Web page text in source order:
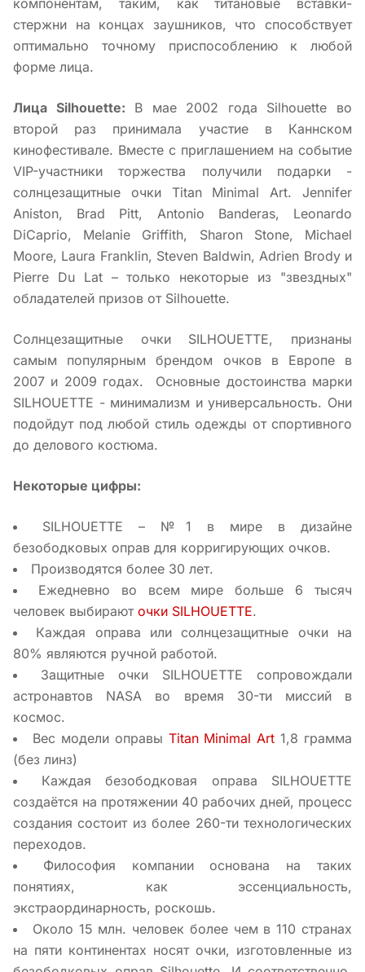
стержни на концах заушников, что способствует
оптимально точному приспособлению к любой
форме лица.
Лица Silhouette: В мае 2002 года Silhouette во
второй раз принимала участие в Каннском
кинофестивале. Вместе с приглашением на событие
VIP-участники торжества получили подарки -
солнцезащитные очки Titan Minimal Art. Jennifer
Aniston, Brad Pitt, Antonio Banderas, Leonardo
DiCaprio, Melanie Griffith, Sharon Stone, Michael
Moore, Laura Franklin, Steven Baldwin, Adrien Brody и
Pierre Du Lat – только некоторые из "звездных"
обладателей призов от Silhouette.
Солнцезащитные очки SILHOUETTE, признаны
самым популярным брендом очков в Eвропе в
2007 и 2009 годах. Основные достоинства марки
SILHOUETTE - минимализм и универсальность. Они
подойдут под любой стиль одежды от спортивного
до делового костюма.
Некоторые цифры:
SILHOUETTE – №1 в мире в дизайне
безободковых оправ для корригирующих очков.
Производятся более 30 лет.
Ежедневно во всем мире больше 6 тысяч
человек выбирают очки SILHOUETTE.
Каждая оправа или солнцезащитные очки на
80% являются ручной работой.
Защитные очки SILHOUETTE сопровождали
астронавтов NASA во время 30-ти миссий в
космос.
Вес модели оправы Titan Minimal Art 1,8 грамма
(без линз)
Каждая безободковая оправа SILHOUETTE
создаётся на протяжении 40 рабочих дней, процесс
создания состоит из более 260-ти технологических
переходов.
Философия компании основана на таких
понятиях, как эссенциальность,
экстраординарность, роскошь.
Около 15 млн. человек более чем в 110 странах
на пяти континентах носят очки, изготовленные из